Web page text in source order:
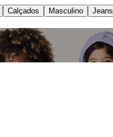
Calçados Masculino Jeans